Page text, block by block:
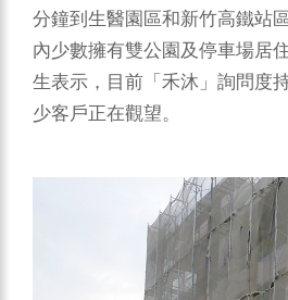
分鐘到生醫園區和新竹高鐵站
內少數擁有雙公園及停車場居
生表示，目前「禾沐」詢問度
少客戶正在觀望。